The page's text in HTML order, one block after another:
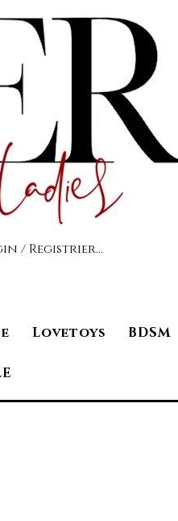
/ Registrierung
Lovetoys BDSM